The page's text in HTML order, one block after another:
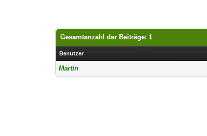
Gesamtanzahl der Beiträge: 1
Benutzer
Martin